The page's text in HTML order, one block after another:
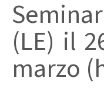
(LE) il
marzo